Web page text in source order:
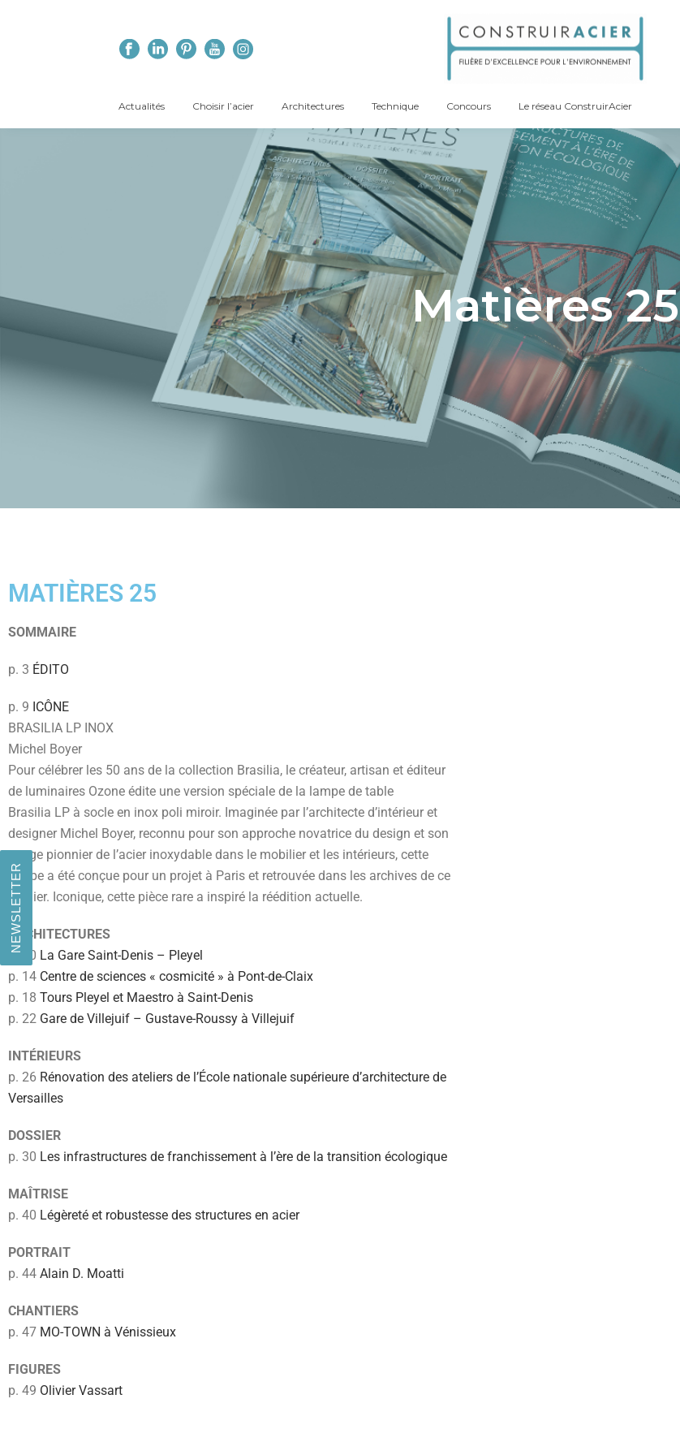
Actualités Choisir l’acier Architectures Technique Concours Le réseau ConstruirAcier
Matières 25
MATIÈRES 25
SOMMAIRE
p. 3 ÉDITO
p. 9 ICÔNE
BRASILIA LP INOX
Michel Boyer
Pour célébrer les 50 ans de la collection Brasilia, le créateur, artisan et éditeur
de luminaires Ozone édite une version spéciale de la lampe de table
Brasilia LP à socle en inox poli miroir. Imaginée par l’architecte d’intérieur et
designer Michel Boyer, reconnu pour son approche novatrice du design et son
usage pionnier de l’acier inoxydable dans le mobilier et les intérieurs, cette
lampe a été conçue pour un projet à Paris et retrouvée dans les archives de ce
dernier. Iconique, cette pièce rare a inspiré la réédition actuelle.
ARCHITECTURES
p. 10 La Gare Saint-Denis – Pleyel
p. 14 Centre de sciences « cosmicité » à Pont-de-Claix
p. 18 Tours Pleyel et Maestro à Saint-Denis
p. 22 Gare de Villejuif – Gustave-Roussy à Villejuif
INTÉRIEURS
p. 26 Rénovation des ateliers de l’École nationale supérieure d’architecture de
Versailles
DOSSIER
p. 30 Les infrastructures de franchissement à l’ère de la transition écologique
MAÎTRISE
p. 40 Légèreté et robustesse des structures en acier
PORTRAIT
p. 44 Alain D. Moatti
CHANTIERS
p. 47 MO-TOWN à Vénissieux
FIGURES
p. 49 Olivier Vassart
NEWSLETTER